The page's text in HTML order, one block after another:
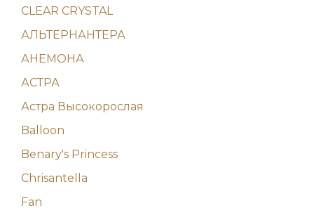
CLEAR CRYSTAL
АЛЬТЕРНАНТЕРА
АНЕМОНА
АСТРА
Астра Высокорослая
Balloon
Benary's Princess
Chrisantella
Fan